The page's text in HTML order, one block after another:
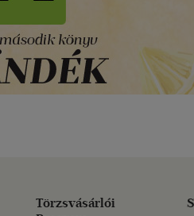
Törzsvásárlói